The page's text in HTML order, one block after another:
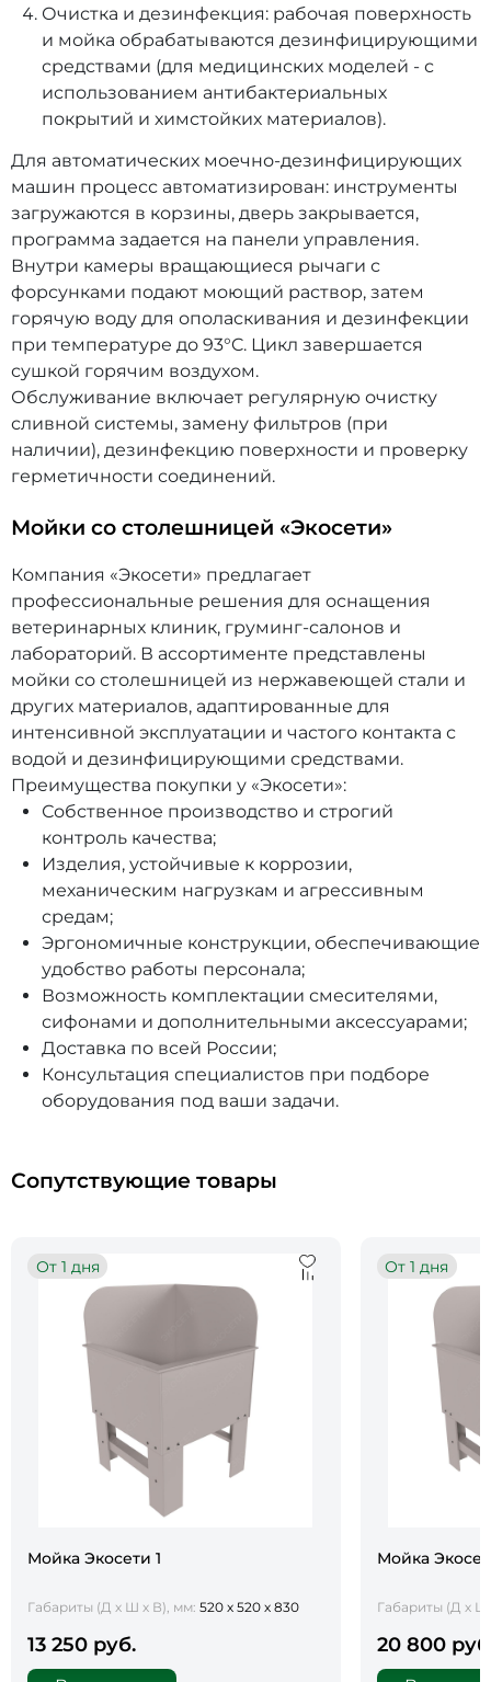
Очистка и дезинфекция: рабочая поверхность
и мойка обрабатываются дезинфицирующими
средствами (для медицинских моделей - с
использованием антибактериальных
покрытий и химстойких материалов).
Для автоматических моечно-дезинфицирующих
машин процесс автоматизирован: инструменты
загружаются в корзины, дверь закрывается,
программа задается на панели управления.
Внутри камеры вращающиеся рычаги с
форсунками подают моющий раствор, затем
горячую воду для ополаскивания и дезинфекции
при температуре до 93°C. Цикл завершается
сушкой горячим воздухом.
Обслуживание включает регулярную очистку
сливной системы, замену фильтров (при
наличии), дезинфекцию поверхности и проверку
герметичности соединений.
Мойки со столешницей «Экосети»
Компания «Экосети» предлагает
профессиональные решения для оснащения
ветеринарных клиник, груминг-салонов и
лабораторий. В ассортименте представлены
мойки со столешницей из нержавеющей стали и
других материалов, адаптированные для
интенсивной эксплуатации и частого контакта с
водой и дезинфицирующими средствами.
Преимущества покупки у «Экосети»:
Собственное производство и строгий
контроль качества;
Изделия, устойчивые к коррозии,
механическим нагрузкам и агрессивным
средам;
Эргономичные конструкции, обеспечивающие
удобство работы персонала;
Возможность комплектации смесителями,
сифонами и дополнительными аксессуарами;
Доставка по всей России;
Консультация специалистов при подборе
оборудования под ваши задачи.
Сопутствующие товары
От 1 дня
Мойка Экосети 1
Габариты (Д х Ш х В), мм: 520 х 520 х 830
13 250 руб.
От 1 дня
Мойка
Габариты (Д х Ш
20 800